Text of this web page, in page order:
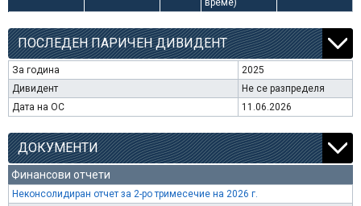
време)
ПОСЛЕДЕН ПАРИЧЕН ДИВИДЕНТ
За година
2025
Дивидент
Не се разпределя
Дата на ОС
11.06.2026
ДОКУМЕНТИ
Финансови отчети
Неконсолидиран отчет за 2-ро тримесечие на 2026 г.